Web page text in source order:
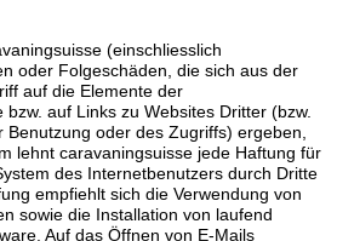
(einschliesslich
oder Folgeschäden, die sich aus der
auf die Elemente der
auf Links zu Websites Dritter (bzw.
oder des Zugriffs) ergeben,
lehnt caravaningsuisse jede Haftung für
des Internetbenutzers durch Dritte
empfiehlt sich die Verwendung von
sowie die Installation von laufend
Auf das Öffnen von E-Mails